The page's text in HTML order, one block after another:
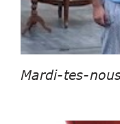
Mardi-tes-